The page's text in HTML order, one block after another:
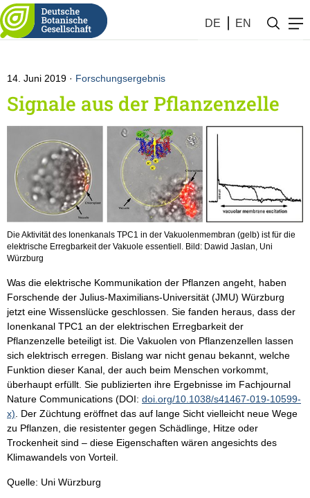
DE EN
Botanik #24 (2019)
14. Juni 2019 Forschungsergebnis
Signale aus der Pflanzenzelle
Die Aktivität des Ionenkanals TPC1 in der Vakuolenmembran (gelb) ist für die
elektrische Erregbarkeit der Vakuole essentiell. Bild: Dawid Jaslan, Uni
Würzburg
Was die elektrische Kommunikation der Pflanzen angeht, haben
Forschende der Julius-Maximilians-Universität (JMU) Würzburg
jetzt eine Wissenslücke geschlossen. Sie fanden heraus, dass der
Ionenkanal TPC1 an der elektrischen Erregbarkeit der
Pflanzenzelle beteiligt ist. Die Vakuolen von Pflanzenzellen lassen
sich elektrisch erregen. Bislang war nicht genau bekannt, welche
Funktion dieser Kanal, der auch beim Menschen vorkommt,
überhaupt erfüllt. Sie publizierten ihre Ergebnisse im Fachjournal
Nature Communications (DOI: doi.org/10.1038/s41467-019-10599-
x) . Der Züchtung eröffnet das auf lange Sicht vielleicht neue Wege
zu Pflanzen, die resistenter gegen Schädlinge, Hitze oder
Trockenheit sind – diese Eigenschaften wären angesichts des
Klimawandels von Vorteil.
Quelle: Uni Würzburg